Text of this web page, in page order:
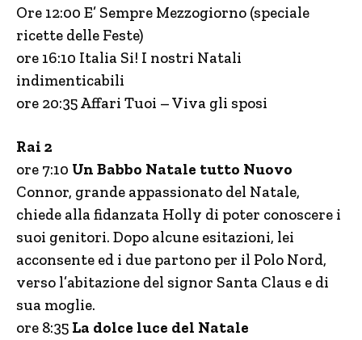
Ore 12:00 E’ Sempre Mezzogiorno (speciale
ricette delle Feste)
ore 16:10 Italia Si! I nostri Natali
indimenticabili
ore 20:35 Affari Tuoi – Viva gli sposi
Rai 2
ore 7:10 Un Babbo Natale tutto Nuovo
Connor, grande appassionato del Natale,
chiede alla fidanzata Holly di poter conoscere i
suoi genitori. Dopo alcune esitazioni, lei
acconsente ed i due partono per il Polo Nord,
verso l’abitazione del signor Santa Claus e di
sua moglie.
ore 8:35 La dolce luce del Natale